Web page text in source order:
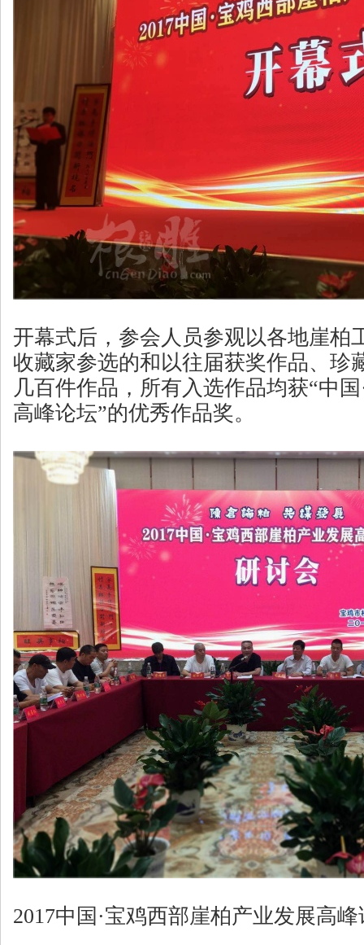
开幕式后，参会人员参观以各地崖柏
收藏家参选的和以往届获奖作品、珍
几百件作品，所有入选作品均获“中
高峰论坛”的优秀作品奖。
2017中国·宝鸡西部崖柏产业发展高